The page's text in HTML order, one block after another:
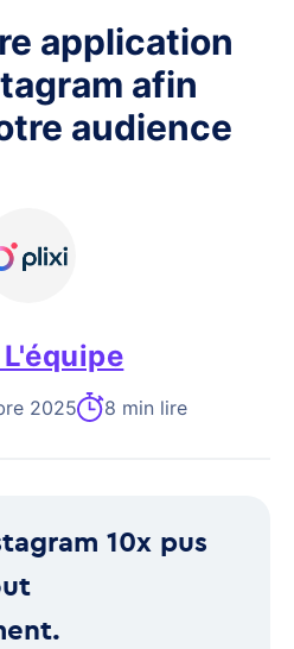
application
afin
audience
2025 8 min lire
10x pus